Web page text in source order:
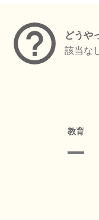
どうや
該当な
教育